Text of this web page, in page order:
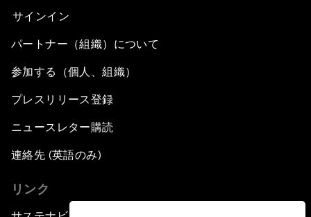
サインイン
パートナー（組織）について
参加する（個人、組織）
プレスリリース登録
ニュースレター購読
連絡先 (英語のみ)
リンク